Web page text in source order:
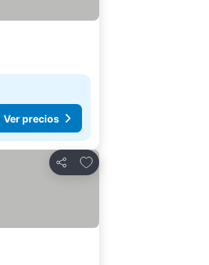
Ver precios
Compartir
Agregar a favoritos